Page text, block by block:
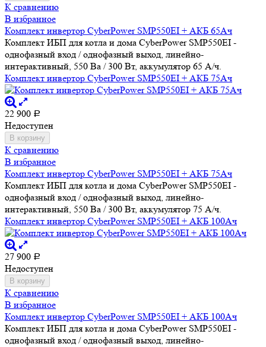
К сравнению
В избранное
Комплект инвертор CyberPower SMP550EI + АКБ 65Ач
Комплект ИБП для котла и дома CyberPower SMP550EI -
однофазный вход / однофазный выход, линейно-
интерактивный, 550 Ва / 300 Вт, аккумулятор 65 А/ч.
Комплект инвертор CyberPower SMP550EI + АКБ 75Ач
22 900 Р
Недоступен
В корзину
К сравнению
В избранное
Комплект инвертор CyberPower SMP550EI + АКБ 75Ач
Комплект ИБП для котла и дома CyberPower SMP550EI -
однофазный вход / однофазный выход, линейно-
интерактивный, 550 Ва / 300 Вт, аккумулятор 75 А/ч.
Комплект инвертор CyberPower SMP550EI + АКБ 100Ач
27 900 Р
Недоступен
В корзину
К сравнению
В избранное
Комплект инвертор CyberPower SMP550EI + АКБ 100Ач
Комплект ИБП для котла и дома CyberPower SMP550EI -
однофазный вход / однофазный выход, линейно-